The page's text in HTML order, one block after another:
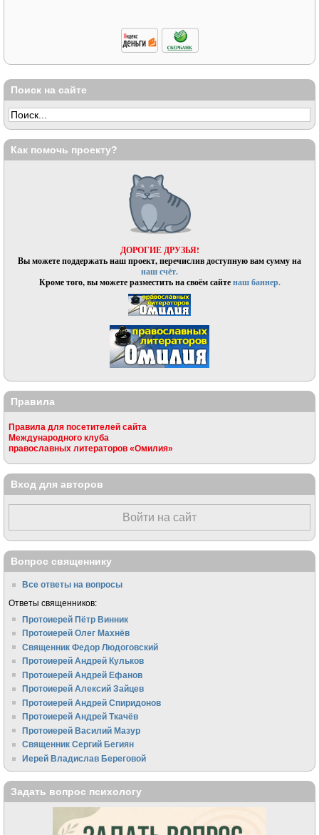
Поиск на сайте
Как помочь проекту?
ДОРОГИЕ ДРУЗЬЯ!
Вы можете поддержать наш проект, перечислив доступную вам сумму на
наш счёт.
Кроме того, вы можете разместить на своём сайтенаш баннер.
Правила
Правила для посетителей сайта
Международного клуба
православных литераторов «Омилия»
Вход для авторов
Войти на сайт
Вопрос священнику
Все ответы на вопросы
Ответы священников:
Протоиерей Пётр Винник
Протоиерей Олег Махнёв
Священник Федор Людоговский
Протоиерей Андрей Кульков
Протоиерей Андрей Ефанов
Протоиерей Алексий Зайцев
Протоиерей Андрей Спиридонов
Протоиерей Андрей Ткачёв
Протоиерей Василий Мазур
Священник Сергий Бегиян
Иерей Владислав Береговой
Задать вопрос психологу